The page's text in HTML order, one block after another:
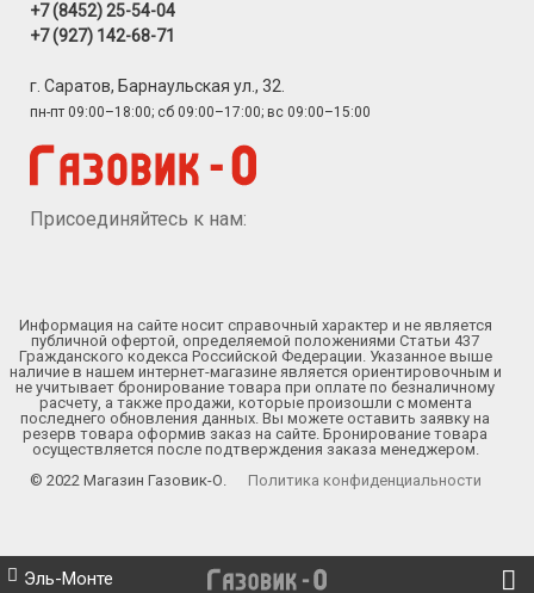
Эль-Монте
+7 (8452) 25-54-04
+7 (927) 142-68-71
г. Саратов, Барнаульская ул., 32.
пн-пт 09:00–18:00; сб 09:00–17:00; вс 09:00–15:00
Присоединяйтесь к нам:
Информация на сайте носит справочный характер и не является
публичной офертой, определяемой положениями Статьи 437
Гражданского кодекса Российской Федерации. Указанное выше
наличие в нашем интернет-магазине является ориентировочным и
не учитывает бронирование товара при оплате по безналичному
расчету, а также продажи, которые произошли с момента
последнего обновления данных. Вы можете оставить заявку на
резерв товара оформив заказ на сайте. Бронирование товара
осуществляется после подтверждения заказа менеджером.
© 2022 Магазин Газовик-О.
Политика конфиденциальности